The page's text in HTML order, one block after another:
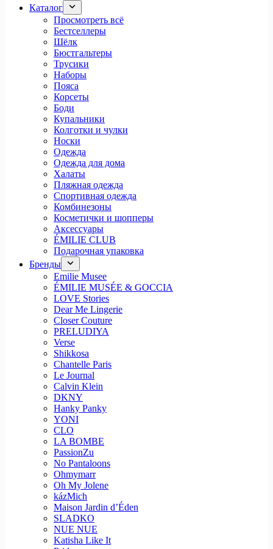
Каталог
Просмотреть всё
Бестселлеры
Шёлк
Бюстгальтеры
Трусики
Наборы
Пояса
Корсеты
Боди
Купальники
Колготки и чулки
Носки
Одежда
Одежда для дома
Халаты
Пляжная одежда
Спортивная одежда
Комбинезоны
Косметички и шопперы
Аксессуары
ÉMILIE CLUB
Подарочная упаковка
Бренды
Emilie Musee
ÉMILIE MUSÉE & GOCCIA
LOVE Stories
Dear Me Lingerie
Closer Couture
PRELUDIYA
Verse
Shikkosa
Chantelle Paris
Le Journal
Calvin Klein
DKNY
Hanky Panky
YONI
CLO
LA BOMBE
PassionZu
No Pantaloons
Ohmymarr
Oh My Jolene
kázMich
Maison Jardin d’Éden
SLADKO
NUE NUE
Katisha Like It